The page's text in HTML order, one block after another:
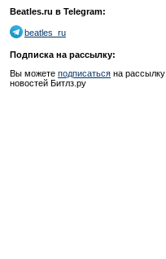
Beatles.ru в Telegram:
beatles_ru
Подписка на рассылку:
Вы можете подписаться на рассылку
новостей Битлз.ру